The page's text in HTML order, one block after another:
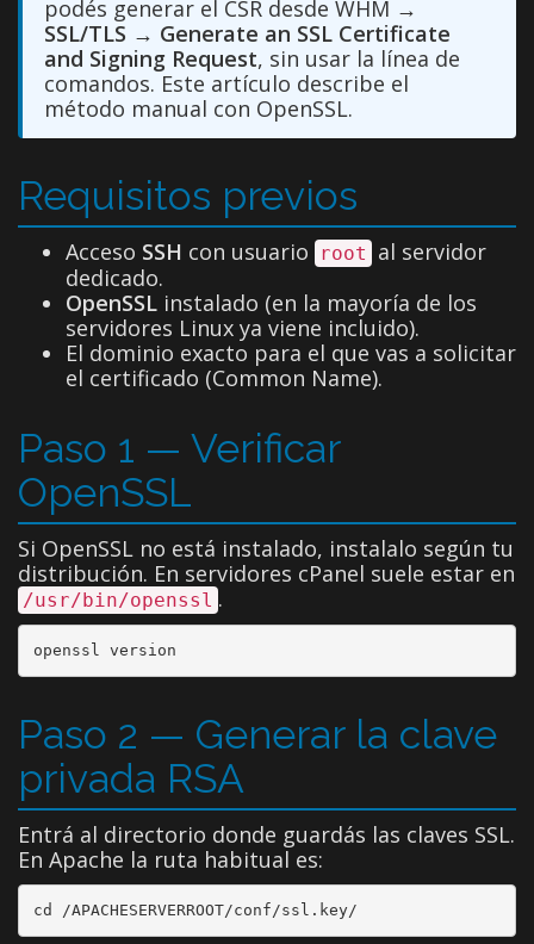
podés generar el CSR desde WHM →
SSL/TLS → Generate an SSL Certificate
and Signing Request, sin usar la línea de
comandos. Este artículo describe el
método manual con OpenSSL.
Requisitos previos
Acceso SSH con usuario root
al servidor
dedicado.
OpenSSL instalado (en la mayoría de los
servidores Linux ya viene incluido).
El dominio exacto para el que vas a solicitar
el certificado (Common Name).
Paso 1 — Verificar
OpenSSL
Si OpenSSL no está instalado, instalalo según tu
distribución. En servidores cPanel suele estar en
/usr/bin/openssl .
openssl version
Paso 2 — Generar la clave
privada RSA
Entrá al directorio donde guardás las claves SSL.
En Apache la ruta habitual es:
cd /APACHESERVERROOT/conf/ssl.key/